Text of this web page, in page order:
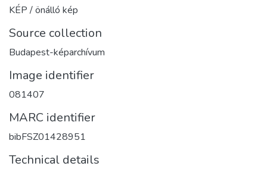
KÉP / önálló kép
Source collection
Budapest-képarchívum
Image identifier
081407
MARC identifier
bibFSZ01428951
Technical details